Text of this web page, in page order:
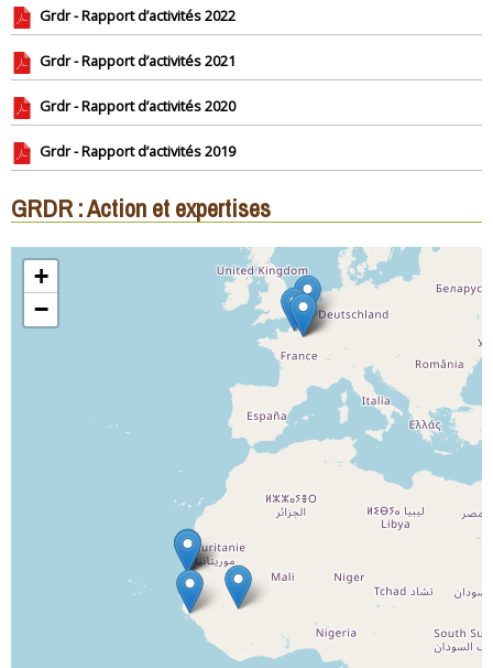
Grdr - Rapport d’activités 2022
Grdr - Rapport d’activités 2021
Grdr - Rapport d’activités 2020
Grdr - Rapport d’activités 2019
GRDR : Action et expertises
+
−